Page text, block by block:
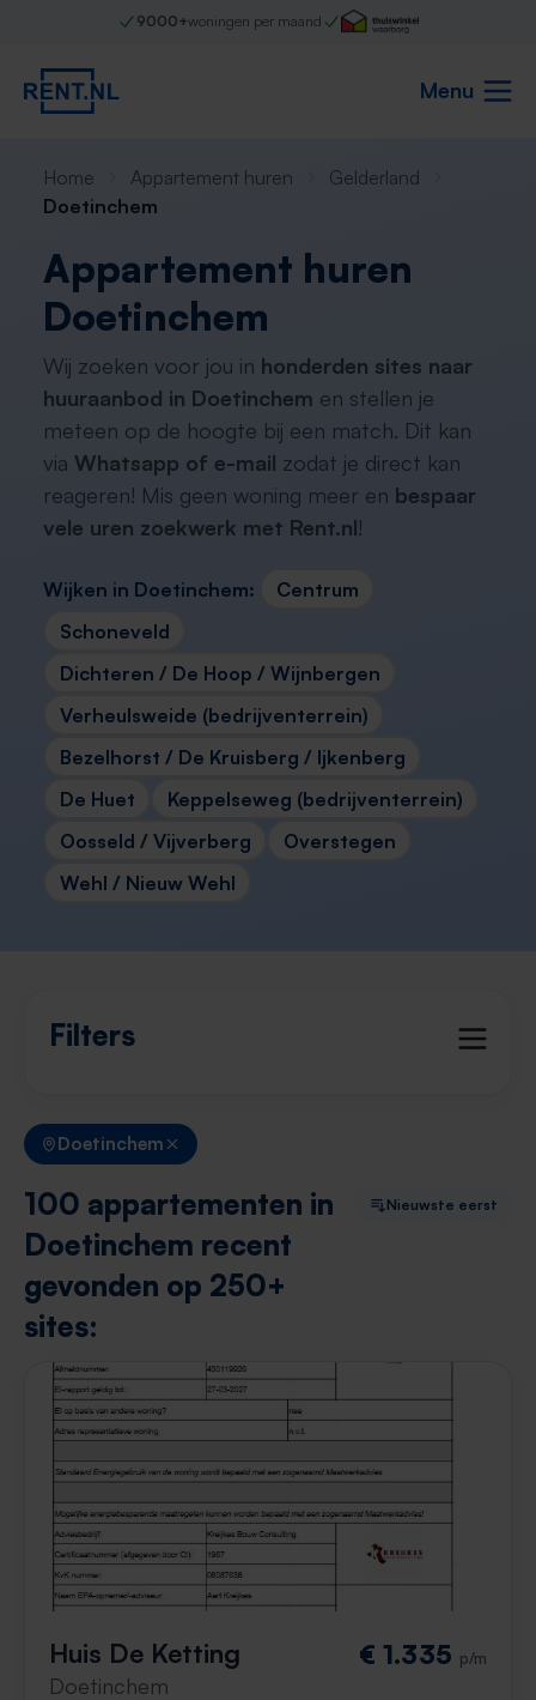
9000+woningen per maand
Menu
Home Appartement huren
Gelderland
Doetinchem
Appartement huren
Doetinchem
Wij zoeken voor jou in honderden sites naar
huuraanbod in Doetinchem en stellen je
meteen op de hoogte bij een match. Dit kan
via Whatsapp of e-mail zodat je direct kan
reageren! Mis geen woning meer en bespaar
vele uren zoekwerk met Rent.nl!
Wijken in Doetinchem:
Centrum
Schoneveld
Dichteren / De Hoop / Wijnbergen
Verheulsweide (bedrijventerrein)
Bezelhorst / De Kruisberg / Ijkenberg
De Huet
Keppelseweg (bedrijventerrein)
Oosseld / Vijverberg
Overstegen
Wehl / Nieuw Wehl
Filters
Doetinchem
100 appartementen in
Doetinchem recent
gevonden op 250+
sites:
Nieuwste eerst
Huis De Ketting
Doetinchem
€ 1.335 p/m